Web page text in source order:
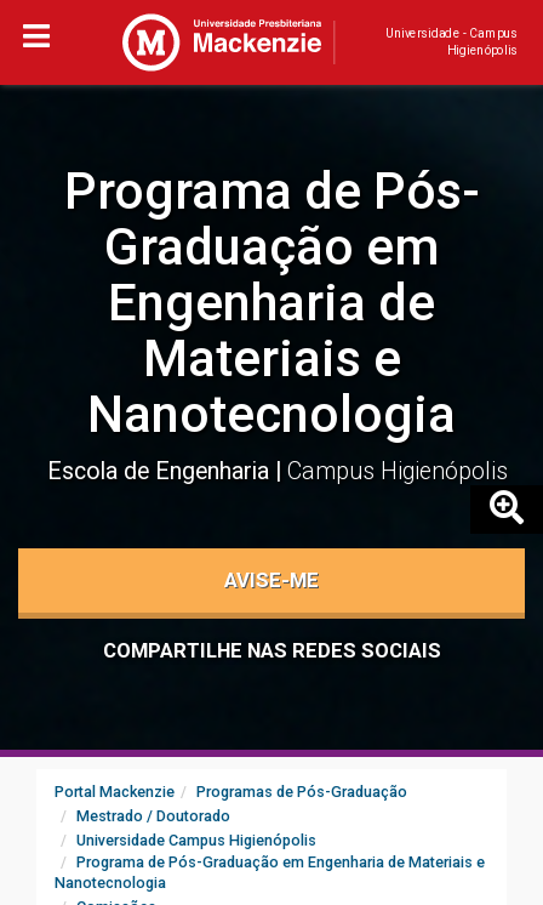
Universidade - Campus
Higienópolis
Programa de Pós-
Graduação em
Engenharia de
Materiais e
Nanotecnologia
Escola de Engenharia Campus Higienópolis
AVISE-ME
COMPARTILHE NAS REDES SOCIAIS
Portal Mackenzie
Programas de Pós-Graduação
Mestrado / Doutorado
Universidade Campus Higienópolis
Programa de Pós-Graduação em Engenharia de Materiais e
Nanotecnologia